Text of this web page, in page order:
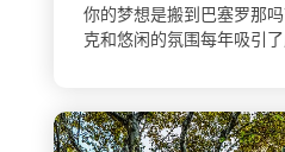
你的梦想是搬到巴塞罗那
克和悠闲的氛围每年吸引了